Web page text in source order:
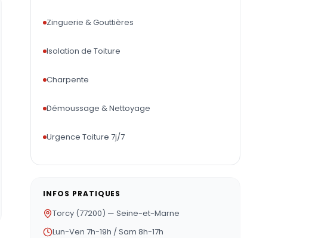
Zinguerie & Gouttières
Isolation de Toiture
Charpente
Démoussage & Nettoyage
Urgence Toiture 7j/7
INFOS PRATIQUES
Torcy (77200) — Seine-et-Marne
Lun-Ven 7h-19h / Sam 8h-17h